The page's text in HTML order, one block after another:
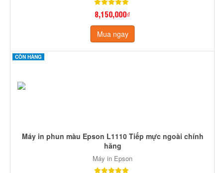
8,150,000₫
Mua ngay
CÒN HÀNG
Máy in phun màu Epson L1110 Tiếp mực ngoài chính
hãng
Máy in Epson